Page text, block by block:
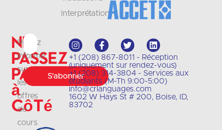
Ne
passez
pas
à
côté
Restez
informé
sur
les
offres
de
cours
S'abonner
+1 (208) 867-8011 - Réception
(uniquement sur rendez-vous)
+1 (208) 314-3804 - Services aux
étudiants (M-Th 9:00-5:00)
info@crlanguages.com
1602 W Hays St # 200, Boise, ID,
83702
Interprétation